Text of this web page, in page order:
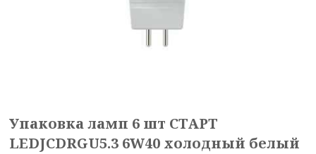
Упаковка ламп 6 шт СТАРТ
LEDJCDRGU5.3 6W40 холодный белый